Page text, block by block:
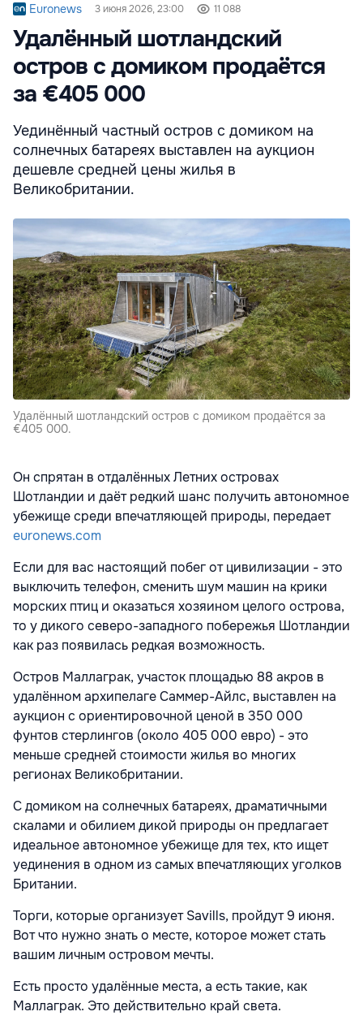
Euronews 3 июня 2026, 23:00 11 088
Удалённый шотландский
остров с домиком продаётся
за €405 000
Уединённый частный остров с домиком на
солнечных батареях выставлен на аукцион
дешевле средней цены жилья в
Великобритании.
Удалённый шотландский остров с домиком продаётся за
€405 000.
Он спрятан в отдалённых Летних островах
Шотландии и даёт редкий шанс получить автономное
убежище среди впечатляющей природы, передает
euronews.com
Если для вас настоящий побег от цивилизации - это
выключить телефон, сменить шум машин на крики
морских птиц и оказаться хозяином целого острова,
то у дикого северо-западного побережья Шотландии
как раз появилась редкая возможность.
Остров Маллаграк, участок площадью 88 акров в
удалённом архипелаге Саммер-Айлс, выставлен на
аукцион с ориентировочной ценой в 350 000
фунтов стерлингов (около 405 000 евро) - это
меньше средней стоимости жилья во многих
регионах Великобритании.
С домиком на солнечных батареях, драматичными
скалами и обилием дикой природы он предлагает
идеальное автономное убежище для тех, кто ищет
уединения в одном из самых впечатляющих уголков
Британии.
Торги, которые организует Savills, пройдут 9 июня.
Вот что нужно знать о месте, которое может стать
вашим личным островом мечты.
Есть просто удалённые места, а есть такие, как
Маллаграк. Это действительно край света.